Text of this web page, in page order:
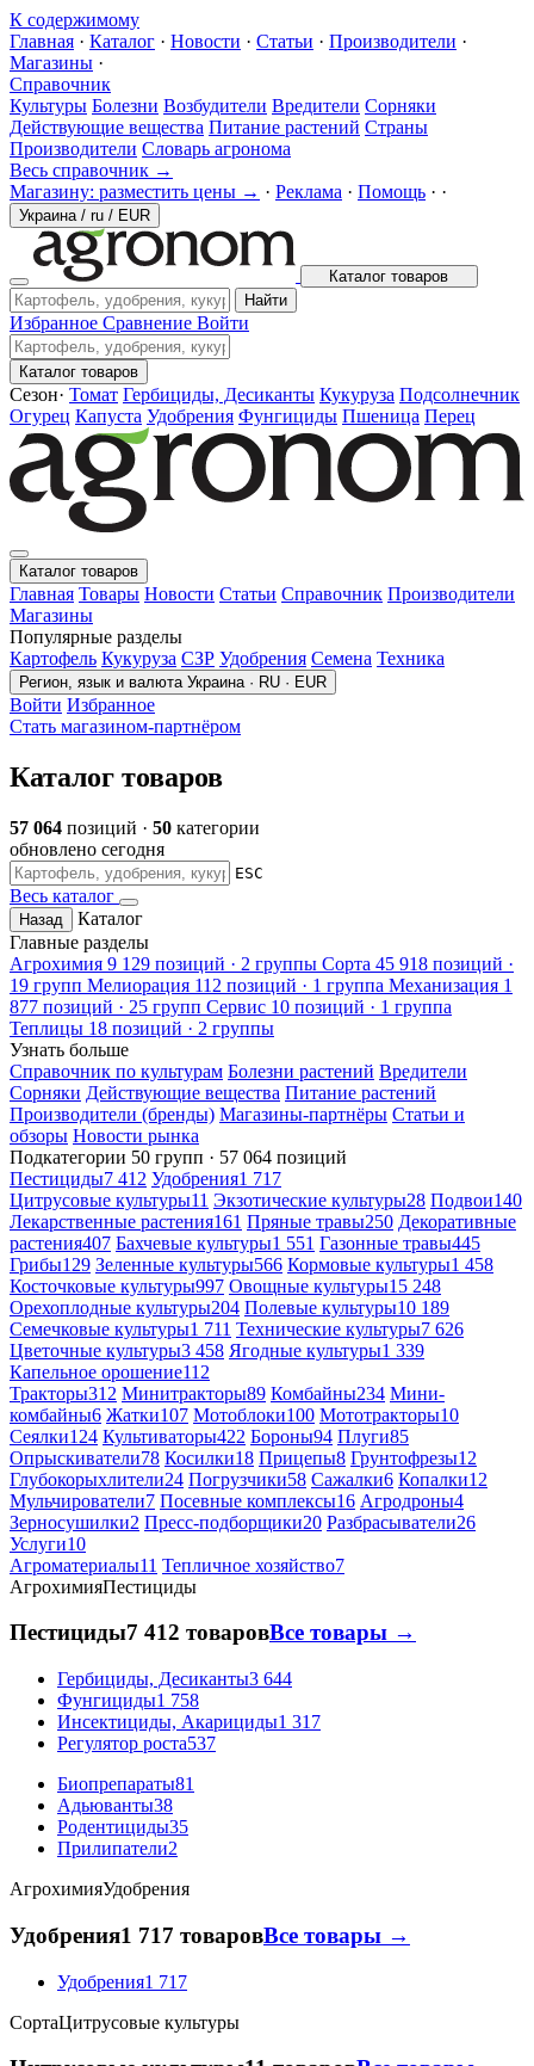
К содержимому
Главная · Каталог · Новости · Статьи · Производители ·
Магазины ·
Справочник
Культуры Болезни Возбудители Вредители Сорняки
Действующие вещества Питание растений Страны
Производители Словарь агронома
Весь справочник →
Магазину: разместить цены → · Реклама · Помощь · ·
Украина / ru / EUR
Каталог товаров
Найти
Избранное Сравнение Войти
Каталог товаров
Сезон· Томат Гербициды, Десиканты Кукуруза Подсолнечник
Огурец Капуста Удобрения Фунгициды Пшеница Перец
Каталог товаров
Главная Товары Новости Статьи Справочник Производители
Магазины
Популярные разделы
Картофель Кукуруза СЗР Удобрения Семена Техника
Регион, язык и валюта Украина · RU · EUR
Войти Избранное
Стать магазином-партнёром
Каталог товаров
57 064 позиций · 50 категории
обновлено сегодня
ESC
Весь каталог
Назад
Каталог
Главные разделы
Агрохимия 9 129 позиций · 2 группы Сорта 45 918 позиций ·
19 групп Мелиорация 112 позиций · 1 группа Механизация 1
877 позиций · 25 групп Сервис 10 позиций · 1 группа
Теплицы 18 позиций · 2 группы
Узнать больше
Справочник по культурам Болезни растений Вредители
Сорняки Действующие вещества Питание растений
Производители (бренды) Магазины-партнёры Статьи и
обзоры Новости рынка
Подкатегории 50 групп · 57 064 позиций
Пестициды7 412 Удобрения1 717
Цитрусовые культуры11 Экзотические культуры28 Подвои140
Лекарственные растения161 Пряные травы250 Декоративные
растения407 Бахчевые культуры1 551 Газонные травы445
Грибы129 Зеленные культуры566 Кормовые культуры1 458
Косточковые культуры997 Овощные культуры15 248
Орехоплодные культуры204 Полевые культуры10 189
Семечковые культуры1 711 Технические культуры7 626
Цветочные культуры3 458 Ягодные культуры1 339
Капельное орошение112
Тракторы312 Минитракторы89 Комбайны234 Мини-
комбайны6 Жатки107 Мотоблоки100 Мототракторы10
Сеялки124 Культиваторы422 Бороны94 Плуги85
Опрыскиватели78 Косилки18 Прицепы8 Грунтофрезы12
Глубокорыхлители24 Погрузчики58 Сажалки6 Копалки12
Мульчирователи7 Посевные комплексы16 Агродроны4
Зерносушилки2 Пресс-подборщики20 Разбрасыватели26
Услуги10
Агроматериалы11 Тепличное хозяйство7
АгрохимияПестициды
Пестициды7 412 товаровВсе товары →
Гербициды, Десиканты3 644
Фунгициды1 758
Инсектициды, Акарициды1 317
Регулятор роста537
Биопрепараты81
Адьюванты38
Родентициды35
Прилипатели2
АгрохимияУдобрения
Удобрения1 717 товаровВсе товары →
Удобрения1 717
СортаЦитрусовые культуры